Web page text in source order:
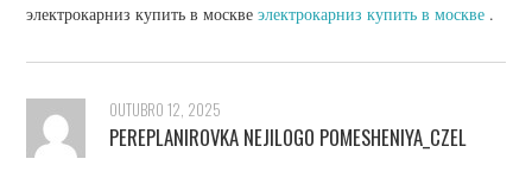
электрокарниз купить в москвеэлектрокарниз купить в москве .
OUTUBRO 12, 2025
PEREPLANIROVKA NEJILOGO POMESHENIYA_CZEL